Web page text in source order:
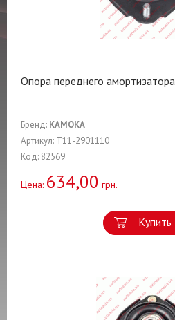
Опора переднего амортизатора
Бренд: KAMOKA
Артикул: T11-2901110
Код: 82569
Цена: 634,00 грн.
Купить